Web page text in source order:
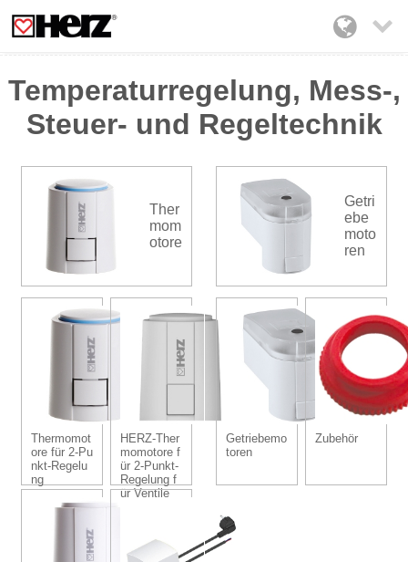

Temperaturregelung, Mess-,
Steuer- und Regeltechnik
Ther
mom
otore
Thermomot
ore für 2-Pu
nkt-Regelu
ng
HERZ-Ther
momotore f
ür 2-Punkt-
Regelung f
ür Ventile
Getri
ebe
moto
ren
Getriebemo
toren
Zubehör